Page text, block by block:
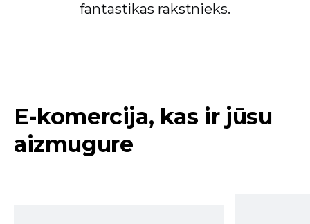
fantastikas rakstnieks.
E-komercija, kas ir jūsu
aizmugure